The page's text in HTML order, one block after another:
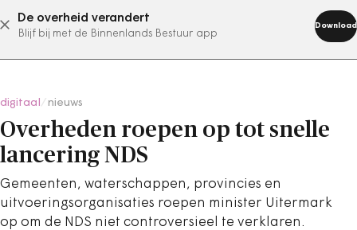
De overheid verandert
Blijf bij met de Binnenlands Bestuur app
Download
abonneer nu
digitaal nieuws
Overheden roepen op tot snelle
lancering NDS
Gemeenten, waterschappen, provincies en
uitvoeringsorganisaties roepen minister Uitermark
op om de NDS niet controversieel te verklaren.